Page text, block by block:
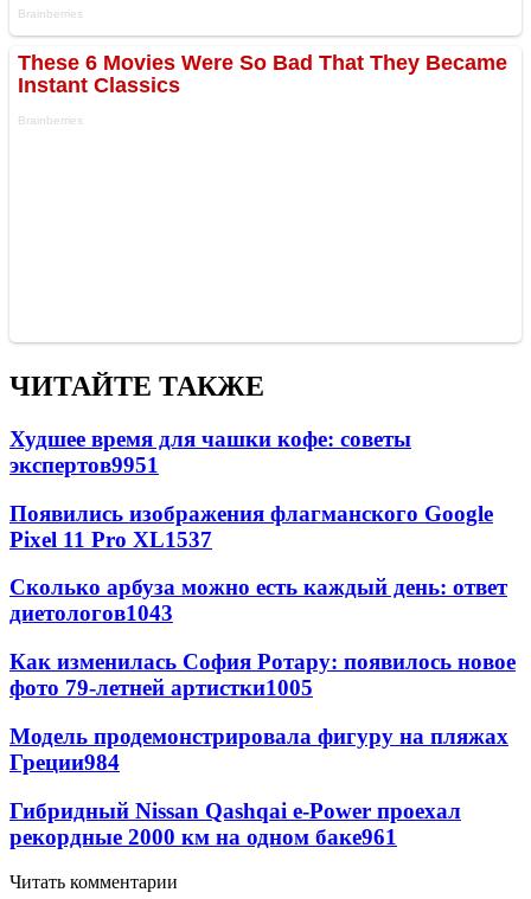
ЧИТАЙТЕ ТАКЖЕ
Худшее время для чашки кофе: советы
экспертов9951
Появились изображения флагманского Google
Pixel 11 Pro XL1537
Сколько арбуза можно есть каждый день: ответ
диетологов1043
Как изменилась София Ротару: появилось новое
фото 79-летней артистки1005
Модель продемонстрировала фигуру на пляжах
Греции984
Гибридный Nissan Qashqai e-Power проехал
рекордные 2000 км на одном баке961
Читать комментарии